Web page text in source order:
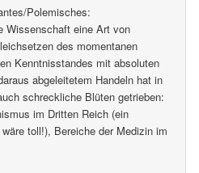
Polemisches:
Wissenschaft eine Art von
des momentanen
Kenntnisstandes mit absoluten
abgeleitetem Handeln hat in
schreckliche Blüten getrieben:
im Dritten Reich (ein
toll!), Bereiche der Medizin im